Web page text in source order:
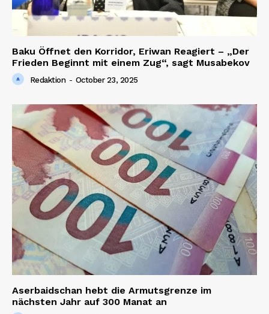
Baku Öffnet den Korridor, Eriwan Reagiert – „Der
Frieden Beginnt mit einem Zug“, sagt Musabekov
Redaktion - October 23, 2025
Aserbaidschan hebt die Armutsgrenze im
nächsten Jahr auf 300 Manat an